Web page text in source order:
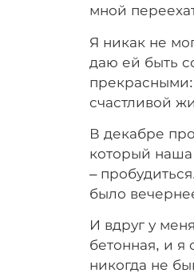
мной
Я никак не
даю ей быть
прекрасными:
счастливой
В декабре
который наша
–
было
И вдруг у
бетонная, и
никогда не